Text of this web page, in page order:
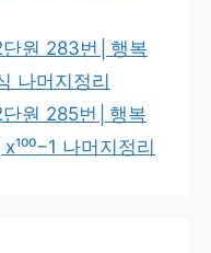
원 283번│행복
나머지정리
원 285번│행복
나머지정리